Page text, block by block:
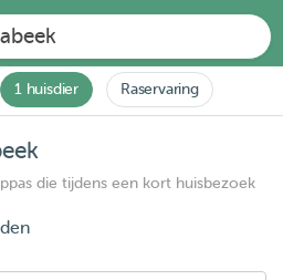
1 huisdier Raservaring
die tijdens een kort huisbezoek